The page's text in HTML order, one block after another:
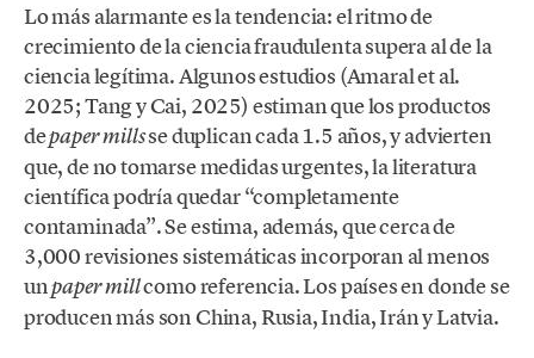
Lo más alarmante es la tendencia: el ritmo de
crecimiento de la ciencia fraudulenta supera al de la
ciencia legítima. Algunos estudios (Amaral et al.
2025; Tang y Cai, 2025) estiman que los productos
depaper millsse duplican cada 1.5 años, y advierten
que, de no tomarse medidas urgentes, la literatura
científica podría quedar “completamente
contaminada”. Se estima, además, que cerca de
3,000 revisiones sistemáticas incorporan al menos
unpaper millcomo referencia. Los países en donde se
producen más son China, Rusia, India, Irán y Latvia.